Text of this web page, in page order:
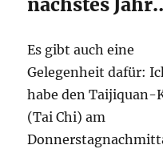
nächstes
Es gibt auch eine
Gelegenheit dafür:
habe den Taijiquan-
(Tai Chi) am